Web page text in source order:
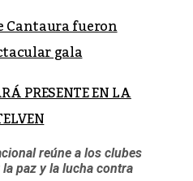
Cantaura fueron
gala
PRESENTE EN LA
reúne a los clubes
paz y la lucha contra